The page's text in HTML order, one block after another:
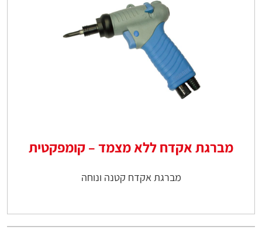
מברגת אקדח ללא מצמד – קומפקטית
מברגת אקדח קטנה ונוחה